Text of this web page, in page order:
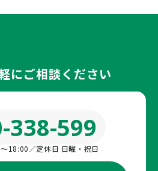
にご相談ください
338-599
18:00／定休日 日曜・祝日